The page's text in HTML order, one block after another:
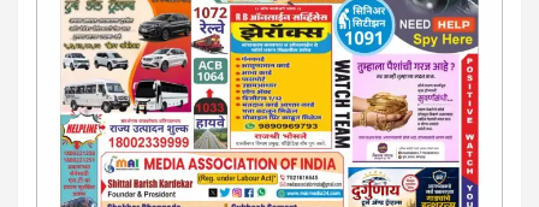
या AD सतिश कुंभार -9860944728
मराठी.. इंग्रजी पेपरला जाहिरात द्यायची संपर्क साधा..
मराठी इंग्रजी दैनिकासाठी जिल्हा, राज्य आवृत्तीसाठी जाहिराती स्विकारल्या
जातील. नवशक्ती, फ्री प्रेस जर्नल साठी तुम्हीही तुमच्या नाेटीस द्या. बँक,
13/213/4 सेल्स , डिमांड नाेटीस इतरांच्यापेक्षा वाजवी दरात आम्ही आपली
जाहिरात पब्लिश करू. माेबा. 9420939699